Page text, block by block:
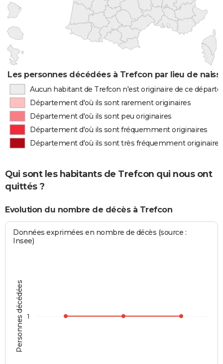
Les personnes décédées à Trefcon par lieu de
Aucun habitant de Trefcon n'est originaire de ce
Département d'où ils sont rarement originaires
Département d'où ils sont peu originaires
Département d'où ils sont fréquemment originaires
Département d'où ils sont très fréquemment originaires
Qui sont les habitants de Trefcon qui nous ont
quittés ?
Evolution du nombre de décès à Trefcon
Personnes décédées
Données exprimées en nombre de décès (source :
Insee)
1